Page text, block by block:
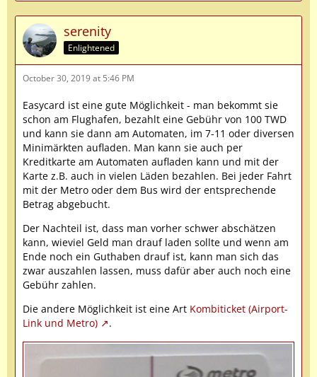
serenity
Enlightened
October 30, 2019 at 5:46 PM
Easycard ist eine gute Möglichkeit - man bekommt sie
schon am Flughafen, bezahlt eine Gebühr von 100 TWD
und kann sie dann am Automaten, im 7-11 oder diversen
Minimärkten aufladen. Man kann sie auch per
Kreditkarte am Automaten aufladen kann und mit der
Karte z.B. auch in vielen Läden bezahlen. Bei jeder Fahrt
mit der Metro oder dem Bus wird der entsprechende
Betrag abgebucht.
Der Nachteil ist, dass man vorher schwer abschätzen
kann, wieviel Geld man drauf laden sollte und wenn am
Ende noch ein Guthaben drauf ist, kann man sich das
zwar auszahlen lassen, muss dafür aber auch noch eine
Gebühr zahlen.
Die andere Möglichkeit ist eine Art Kombiticket (Airport-
Link und Metro)
.